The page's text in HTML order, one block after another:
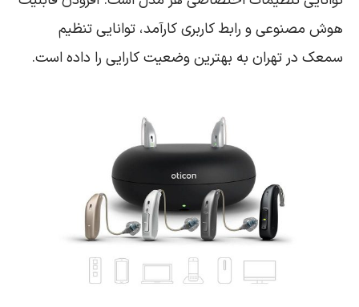
هوش مصنوعی و رابط کاربری کارآمد، توانایی تنظیم
سمعک در تهران به بهترین وضعیت کارایی را داده است.